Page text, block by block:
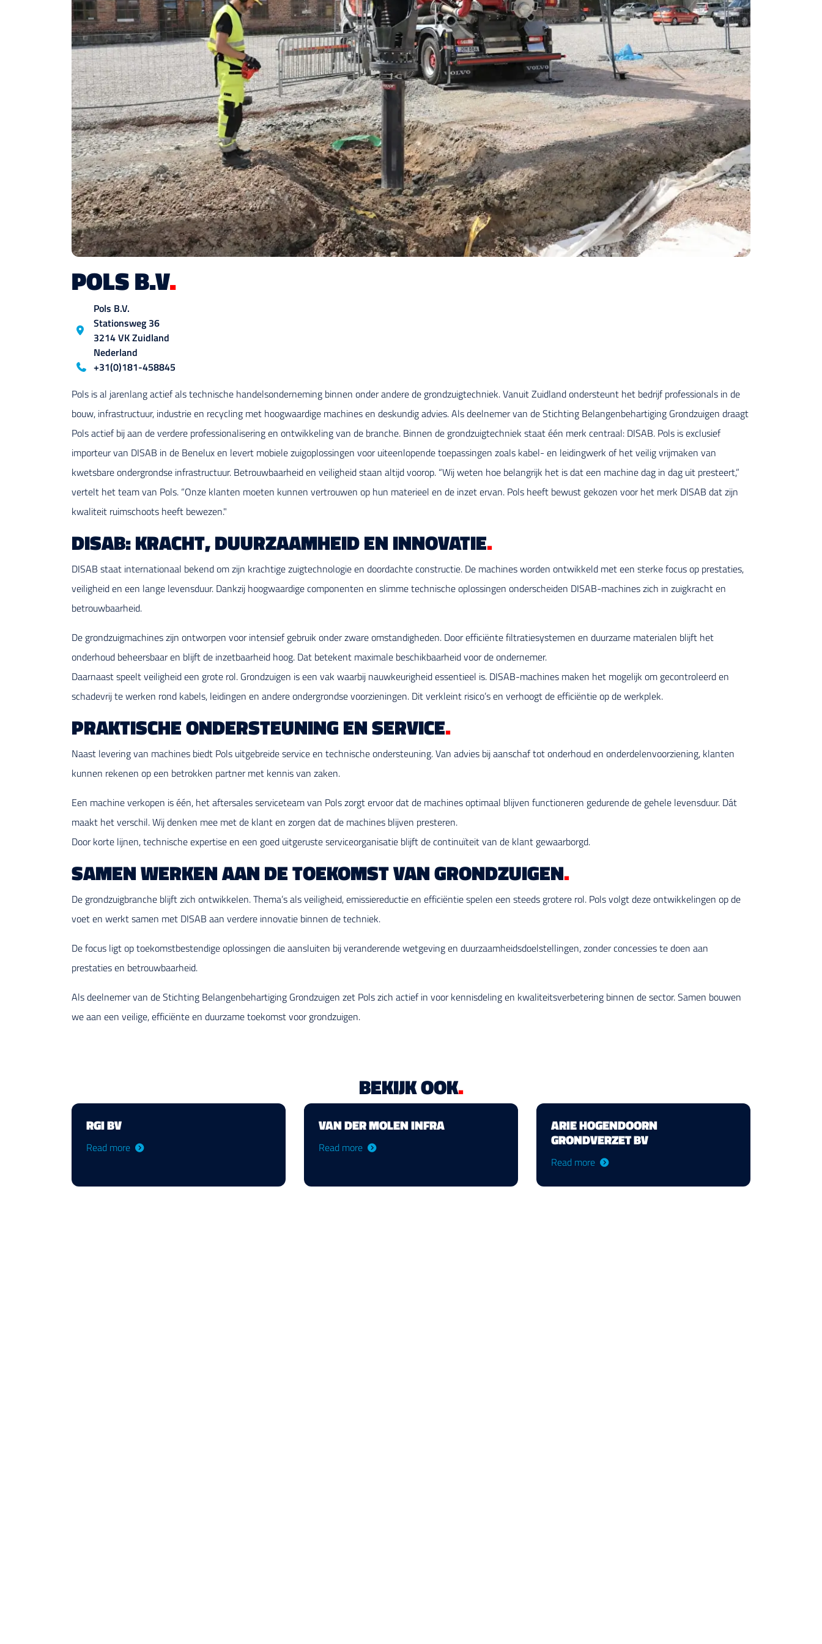
POLS B.V.
LocationPols B.V.
Stationsweg 36
3214 VKZuidland
Nederland
Blog_field_telefoon
+31(0)181-458845
Pols is al jarenlang actief als technische handelsonderneming binnen onder andere de grondzuigtechniek. Vanuit Zuidland ondersteunt het bedrijf professionals in de
bouw, infrastructuur, industrie en recycling met hoogwaardige machines en deskundig advies. Als deelnemer van de Stichting Belangenbehartiging Grondzuigen draagt
Pols actief bij aan de verdere professionalisering en ontwikkeling van de branche. Binnen de grondzuigtechniek staat één merk centraal: DISAB. Pols is exclusief
importeur van DISAB in de Benelux en levert mobiele zuigoplossingen voor uiteenlopende toepassingen zoals kabel- en leidingwerk of het veilig vrijmaken van
kwetsbare ondergrondse infrastructuur. Betrouwbaarheid en veiligheid staan altijd voorop. “Wij weten hoe belangrijk het is dat een machine dag in dag uit presteert,”
vertelt het team van Pols. “Onze klanten moeten kunnen vertrouwen op hun materieel en de inzet ervan. Pols heeft bewust gekozen voor het merk DISAB dat zijn
kwaliteit ruimschoots heeft bewezen."
DISAB: KRACHT, DUURZAAMHEID EN INNOVATIE.
DISAB staat internationaal bekend om zijn krachtige zuigtechnologie en doordachte constructie. De machines worden ontwikkeld met een sterke focus op prestaties,
veiligheid en een lange levensduur. Dankzij hoogwaardige componenten en slimme technische oplossingen onderscheiden DISAB-machines zich in zuigkracht en
betrouwbaarheid.
De grondzuigmachines zijn ontworpen voor intensief gebruik onder zware omstandigheden. Door efficiënte filtratiesystemen en duurzame materialen blijft het
onderhoud beheersbaar en blijft de inzetbaarheid hoog. Dat betekent maximale beschikbaarheid voor de ondernemer.
Daarnaast speelt veiligheid een grote rol. Grondzuigen is een vak waarbij nauwkeurigheid essentieel is. DISAB-machines maken het mogelijk om gecontroleerd en
schadevrij te werken rond kabels, leidingen en andere ondergrondse voorzieningen. Dit verkleint risico’s en verhoogt de efficiëntie op de werkplek.
PRAKTISCHE ONDERSTEUNING EN SERVICE.
Naast levering van machines biedt Pols uitgebreide service en technische ondersteuning. Van advies bij aanschaf tot onderhoud en onderdelenvoorziening, klanten
kunnen rekenen op een betrokken partner met kennis van zaken.
Een machine verkopen is één, het aftersales serviceteam van Pols zorgt ervoor dat de machines optimaal blijven functioneren gedurende de gehele levensduur. Dát
maakt het verschil. Wij denken mee met de klant en zorgen dat de machines blijven presteren.
Door korte lijnen, technische expertise en een goed uitgeruste serviceorganisatie blijft de continuïteit van de klant gewaarborgd.
SAMEN WERKEN AAN DE TOEKOMST VAN GRONDZUIGEN.
De grondzuigbranche blijft zich ontwikkelen. Thema’s als veiligheid, emissiereductie en efficiëntie spelen een steeds grotere rol. Pols volgt deze ontwikkelingen op de
voet en werkt samen met DISAB aan verdere innovatie binnen de techniek.
De focus ligt op toekomstbestendige oplossingen die aansluiten bij veranderende wetgeving en duurzaamheidsdoelstellingen, zonder concessies te doen aan
prestaties en betrouwbaarheid.
Als deelnemer van de Stichting Belangenbehartiging Grondzuigen zet Pols zich actief in voor kennisdeling en kwaliteitsverbetering binnen de sector. Samen bouwen
we aan een veilige, efficiënte en duurzame toekomst voor grondzuigen.
BEKIJK OOK.
RGI BV
Read more
VAN DER MOLEN INFRA
Read more
ARIE HOGENDOORN
GRONDVERZET BV
Read more